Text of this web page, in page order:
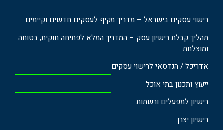
רישוי עסקים בישראל – מדריך מקיף לעסקים חדשים וקיימים
תהליך קבלת רישיון עסק – המדריך המלא לפתיחה חוקית, בטוחה
ומוצלחת
אדריכל / הנדסאי לרישוי עסקים
ייעוץ ותכנון בתי אוכל
רישיון למפעלים ורשתות
רישיון יצרן